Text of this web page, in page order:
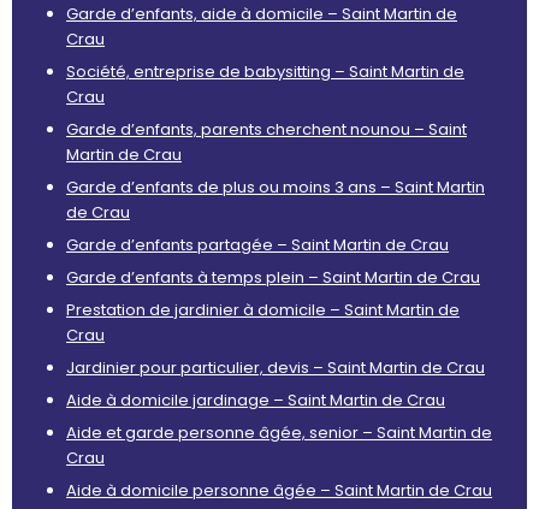
Garde d’enfants, aide à domicile – Saint Martin de
Crau
Société, entreprise de babysitting – Saint Martin de
Crau
Garde d’enfants, parents cherchent nounou – Saint
Martin de Crau
Garde d’enfants de plus ou moins 3 ans – Saint Martin
de Crau
Garde d’enfants partagée – Saint Martin de Crau
Garde d’enfants à temps plein – Saint Martin de Crau
Prestation de jardinier à domicile – Saint Martin de
Crau
Jardinier pour particulier, devis – Saint Martin de Crau
Aide à domicile jardinage – Saint Martin de Crau
Aide et garde personne âgée, senior – Saint Martin de
Crau
Aide à domicile personne âgée – Saint Martin de Crau